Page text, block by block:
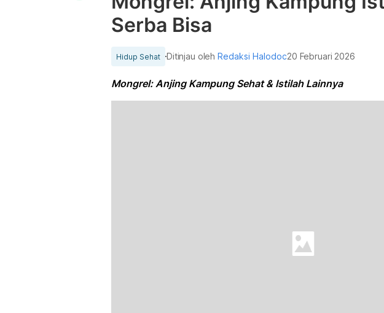
Serba Bisa
Hidup Sehat Ditinjau olehRedaksi Halodoc20 Februari 2026
Mongrel: Anjing Kampung Sehat & Istilah Lainnya